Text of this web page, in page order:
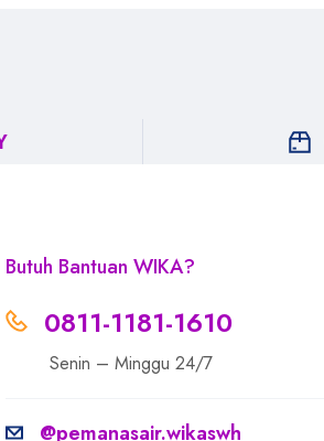
Butuh Bantuan WIKA?
0811-1181-1610
Senin – Minggu 24/7
@pemanasair.wikaswh